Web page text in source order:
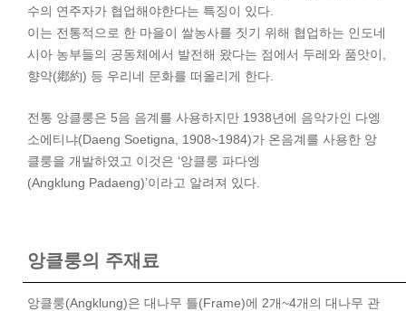
수의 연주자가 협업해야한다는 특징이 있다.
이는 전통적으로 한 마을이 쌀농사를 짓기 위해 협업하는 인도네
시아 농부들의 공동체에서 발전해 왔다는 점에서 두레와 품앗이,
향약(鄕約) 등 우리네 문화를 떠올리게 한다.
전통 앙클룽은 5음 음계를 사용하지만 1938년에 음악가인 다엥
소에티냐(Daeng Soetigna, 1908~1984)가 온음계를 사용한 앙
클룽을 개발하였고 이것은 ‘앙클룽 파다엥
(Angklung Padaeng)’이라고 알려져 있다.
앙클룽의 주재료
앙클룽(Angklung)은 대나무 틀(Frame)에 2개~4개의 대나무 관